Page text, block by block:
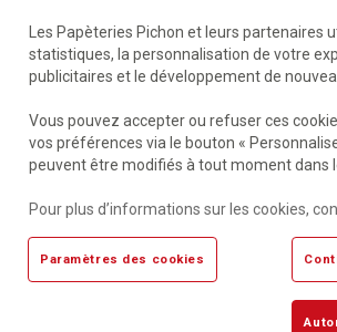
serveur est survenu.
Retour
disponibles
Les Papèteries Pichon et leurs partenaires
statistiques, la personnalisation de votre
publicitaires et le développement de
Vous pouvez accepter ou refuser ces
vos préférences via le bouton «
peuvent être modifiés à tout moment dans
Pour plus d’informations sur les cookies,
Paramètres des cookies